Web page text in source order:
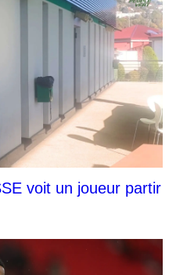
voit un joueur partir